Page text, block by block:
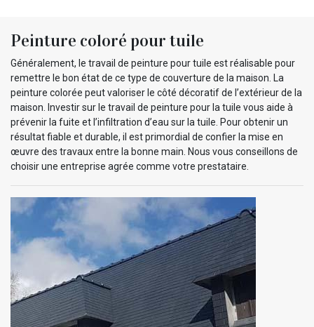
Peinture coloré pour tuile
Généralement, le travail de peinture pour tuile est réalisable pour
remettre le bon état de ce type de couverture de la maison. La
peinture colorée peut valoriser le côté décoratif de l’extérieur de la
maison. Investir sur le travail de peinture pour la tuile vous aide à
prévenir la fuite et l’infiltration d’eau sur la tuile. Pour obtenir un
résultat fiable et durable, il est primordial de confier la mise en
œuvre des travaux entre la bonne main. Nous vous conseillons de
choisir une entreprise agrée comme votre prestataire.